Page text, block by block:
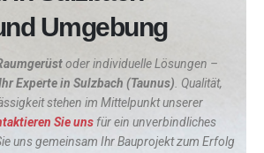
Umgebung
oder individuelle Lösungen –
Experte in Sulzbach (Taunus) . Qualität,
stehen im Mittelpunkt unserer
Sie uns für ein unverbindliches
uns gemeinsam Ihr Bauprojekt zum Erfolg